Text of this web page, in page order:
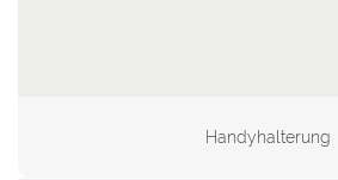
Handyhalterung